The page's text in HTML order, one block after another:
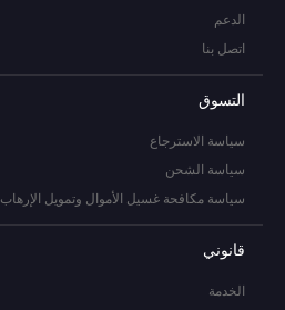
الدعم
اتصل بنا
التسوق
سياسة الاسترجاع
سياسة الشحن
سياسة مكافحة غسيل الأموال وتمويل الإرهاب
قانوني
الخدمة